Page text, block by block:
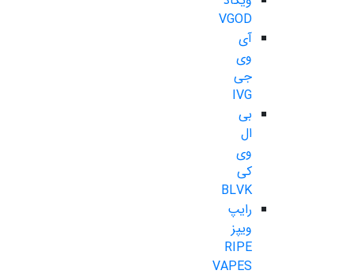
VGOD
آی
وی
جی
IVG
بی
ال
وی
کی
BLVK
رایپ
ویپز
RIPE
VAPES